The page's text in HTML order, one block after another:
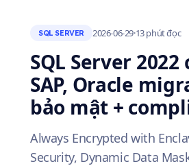
SQL SERVER 2026-06-29·13 phút đọc
SQL Server 2022
SAP, Oracle
bảo mật +
Always Encrypted with
Security, Dynamic Data